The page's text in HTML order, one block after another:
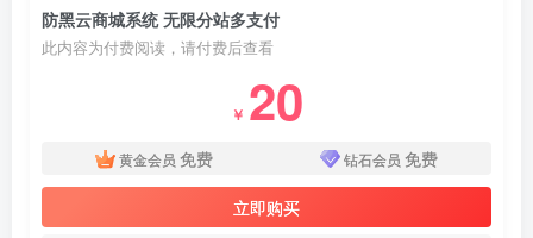
防黑云商城系统 无限分站多支付
此内容为付费阅读，请付费后查看
￥ 20
黄金会员 免费 钻石会员 免费
立即购买